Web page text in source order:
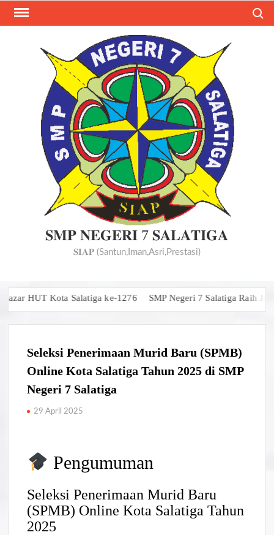
Skip
𝐒𝐌𝐏 𝐍𝐄𝐆𝐄𝐑𝐈 7 𝐒𝐀𝐋𝐀𝐓𝐈𝐆𝐀
𝐒𝐈𝐀𝐏 (Santun,Iman,Asri,Prestasi)
HUT Kota Salatiga ke-1276 SMP Negeri 7 Salatiga Raih Juara 1
Seleksi Penerimaan Murid Baru (SPMB)
Online Kota Salatiga Tahun 2025 di SMP
Negeri 7 Salatiga
29 April 2025
Pengumuman
Seleksi Penerimaan Murid Baru
(SPMB) Online Kota Salatiga Tahun
2025